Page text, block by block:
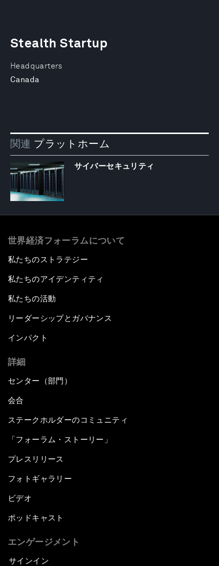
Headquarters
Canada
Stealth Startup
関連 プラットホーム
サイバーセキュリティ
世界経済フォーラムについて
私たちのストラテジー
私たちのアイデンティティ
私たちの活動
リーダーシップとガバナンス
インパクト
詳細
センター（部門）
会合
ステークホルダーのコミュニティ
「フォーラム・ストーリー」
プレスリリース
フォトギャラリー
ビデオ
ポッドキャスト
エンゲージメント
サインイン